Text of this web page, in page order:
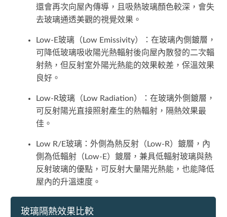
還會再次向屋內傳導，且吸熱玻璃顏色較深，會失
去玻璃通透美觀的視覺效果。
Low-E玻璃（Low Emissivity）：在玻璃內側鍍層，
可降低玻璃吸收陽光熱輻射後向屋內散發的二次輻
射熱，但反射室外陽光熱能的效果較差，保溫效果
良好。
Low-R玻璃（Low Radiation）：在玻璃外側鍍層，
可反射陽光直接照射產生的熱輻射，隔熱效果最
佳。
Low R/E玻璃：外側為熱反射（Low-R）鍍層，內
側為低輻射（Low-E）鍍層，兼具低輻射玻璃與熱
反射玻璃的優點，可反射大量陽光熱能，也能降低
屋內的升溫速度。
玻璃隔熱效果比較